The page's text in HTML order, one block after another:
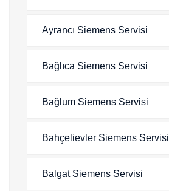
Ayrancı Siemens Servisi
Bağlıca Siemens Servisi
Bağlum Siemens Servisi
Bahçelievler Siemens Servisi
Balgat Siemens Servisi